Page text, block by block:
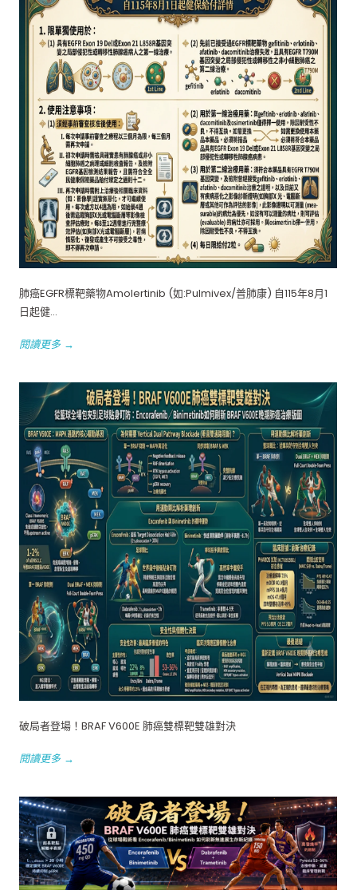
肺癌EGFR標靶藥物Amolertinib (如:Pulmivex/普肺康) 自115年8月1
日起健...
閱讀更多 →
破局者登場！BRAF V600E 肺癌雙標靶雙雄對決
閱讀更多 →